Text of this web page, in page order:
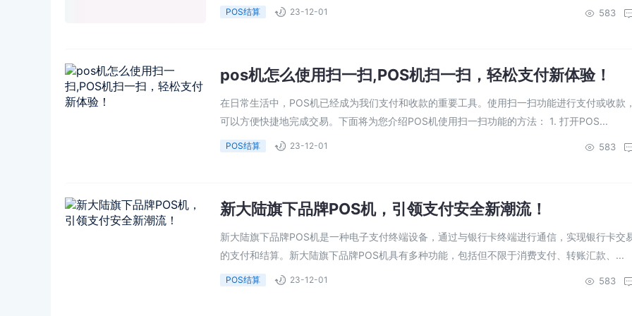
POS结算 23-12-01 583
pos机怎么使用扫一扫,POS机扫一扫，轻松支付新体验！
在日常生活中，POS机已经成为我们支付和收款的重要工具。使用扫一扫功能进行支付或收款，
可以方便快捷地完成交易。下面将为您介绍POS机使用扫一扫功能的方法： 1. 打开POS...
POS结算 23-12-01 583
新大陆旗下品牌POS机，引领支付安全新潮流！
新大陆旗下品牌POS机是一种电子支付终端设备，通过与银行卡终端进行通信，实现银行卡交
的支付和结算。新大陆旗下品牌POS机具有多种功能，包括但不限于消费支付、转账汇款、...
POS结算 23-12-01 583